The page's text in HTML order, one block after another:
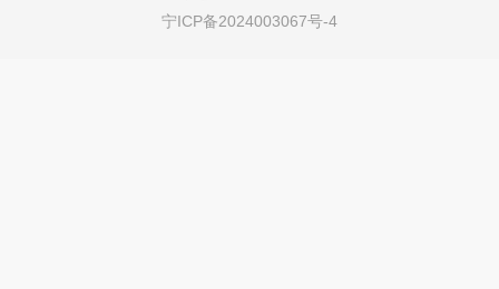
宁ICP备2024003067号-4